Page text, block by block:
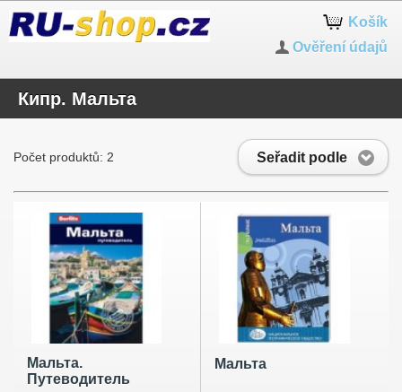
Košík
Ověření údajů
Кипр. Мальта
Seřadit podle
Počet produktů: 2
Мальта.
Путеводитель
Мальта